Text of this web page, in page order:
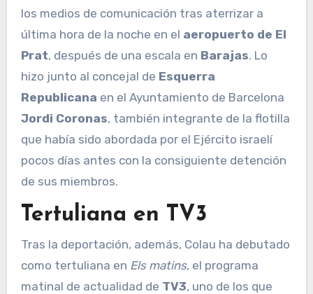
los medios de comunicación tras aterrizar a
última hora de la noche en el aeropuerto de El
Prat, después de una escala en Barajas. Lo
hizo junto al concejal de Esquerra
Republicana en el Ayuntamiento de Barcelona
Jordi Coronas, también integrante de la flotilla
que había sido abordada por el Ejército israelí
pocos días antes con la consiguiente detención
de sus miembros.
Tertuliana en TV3
Tras la deportación, además, Colau ha debutado
como tertuliana en Els matins, el programa
matinal de actualidad de TV3, uno de los que